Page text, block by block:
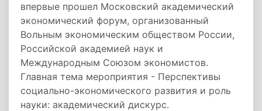
впервые прошел Московский академический
экономический форум, организованный
Вольным экономическим обществом России,
Российской академией наук и
Международным Союзом экономистов.
Главная тема мероприятия - Перспективы
социально-экономического развития и роль
науки: академический дискурс.